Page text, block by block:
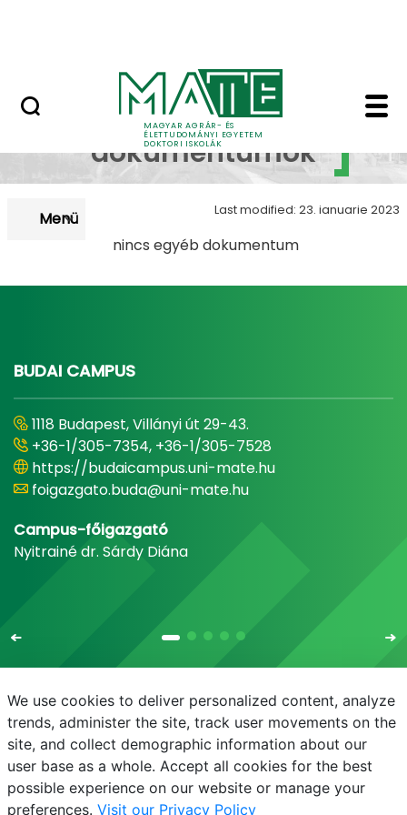
MAGYAR AGRÁR- ÉS
ÉLETTUDOMÁNYI EGYETEM
DOKTORI ISKOLÁK
LetölthetőLetölthető
dokumentumok
Menü Last modified: 23. ianuarie 2023
nincs egyéb dokumentum
BUDAI CAMPUS
1118 Budapest, Villányi út 29-43.
+36-1/305-7354, +36-1/305-7528
https://budaicampus.uni-mate.hu
foigazgato.buda@uni-mate.hu
Campus-főigazgató
Nyitrainé dr. Sárdy Diána
E-mail Telefonkönyv NEPTUN E-learning
We use cookies to deliver personalized content, analyze
trends, administer the site, track user movements on the
site, and collect demographic information about our
user base as a whole. Accept all cookies for the best
possible experience on our website or manage your
preferences. Visit our Privacy Policy